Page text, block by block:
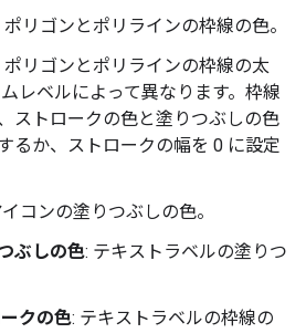
ポリゴンとポリラインの枠線の色。
ポリゴンとポリラインの枠線の太
レベルによって異なります。枠線
ストロークの色と塗りつぶしの色
るか、ストロークの幅を 0 に設定
イコンの塗りつぶしの色。
ぶしの色: テキストラベルの塗りつ
クの色: テキストラベルの枠線の